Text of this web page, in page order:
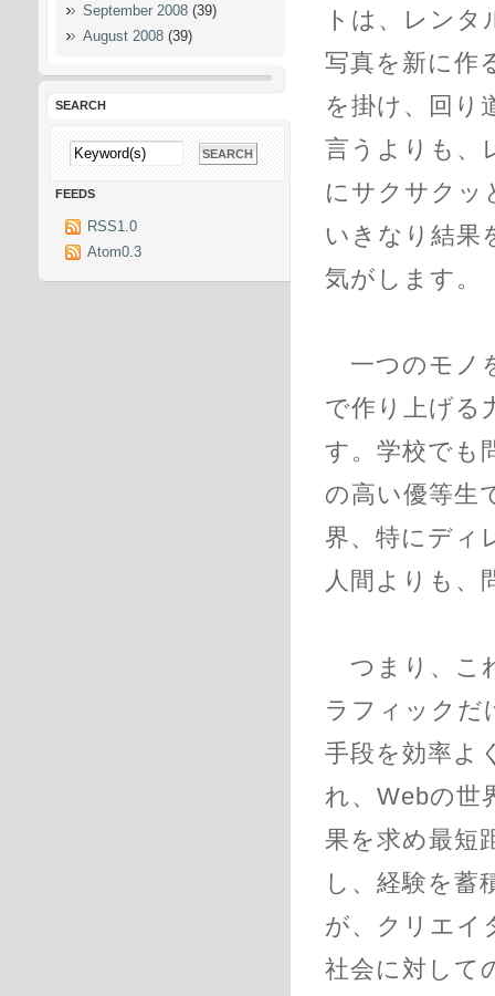
トは、レン
写真を新に作
を掛け、回り
言うよりも、
にサクサクッ
いきなり結果
気がします。
一つのモノ
で作り上げる
す。学校でも
の高い優等生
界、特にディ
人間よりも、
つまり、こ
ラフィックだ
手段を効率よ
れ、Webの世
果を求め最短
し、経験を蓄
が、クリエイ
社会に対して
September 2008 (39)
August 2008 (39)
SEARCH
FEEDS
RSS1.0
Atom0.3